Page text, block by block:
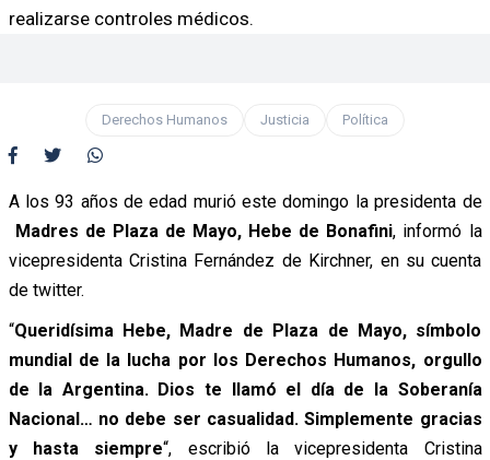
realizarse controles médicos.
Derechos Humanos Justicia Política
A los 93 años de edad murió este domingo la presidenta de
Madres de Plaza de Mayo, Hebe de Bonafini, informó la
vicepresidenta Cristina Fernández de Kirchner, en su cuenta
de twitter.
“Queridísima Hebe, Madre de Plaza de Mayo, símbolo
mundial de la lucha por los Derechos Humanos, orgullo
de la Argentina. Dios te llamó el día de la Soberanía
Nacional… no debe ser casualidad. Simplemente gracias
y hasta siempre“, escribió la vicepresidenta Cristina